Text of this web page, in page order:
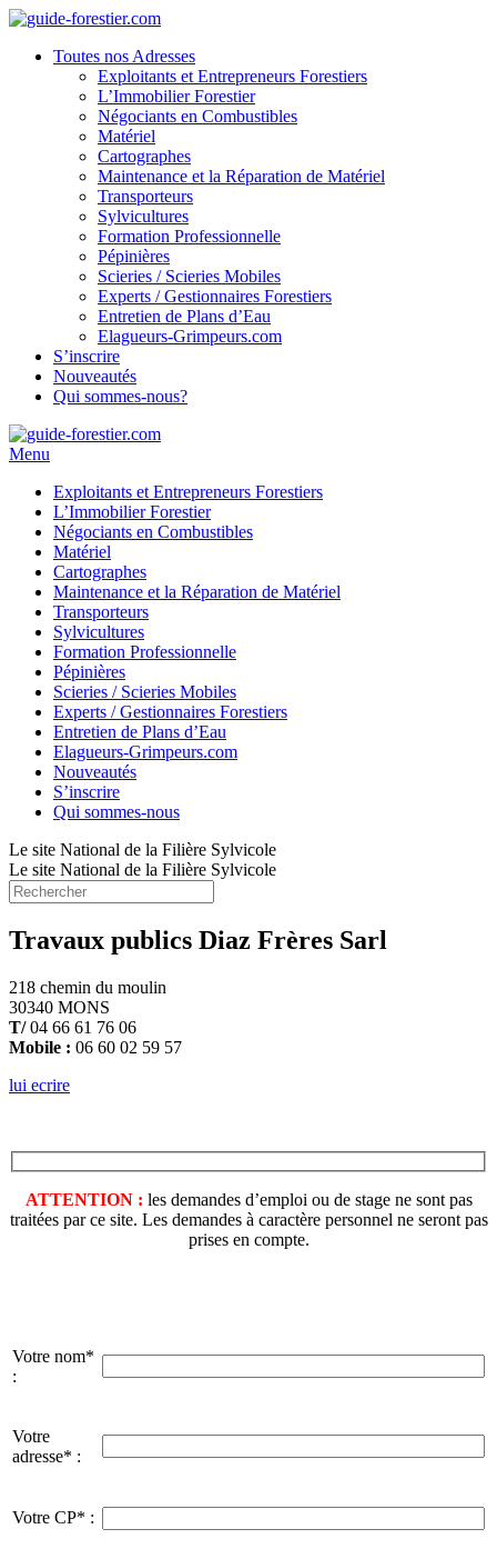
Toutes nos Adresses
Exploitants et Entrepreneurs Forestiers
L’Immobilier Forestier
Négociants en Combustibles
Matériel
Cartographes
Maintenance et la Réparation de Matériel
Transporteurs
Sylvicultures
Formation Professionnelle
Pépinières
Scieries / Scieries Mobiles
Experts / Gestionnaires Forestiers
Entretien de Plans d’Eau
Elagueurs-Grimpeurs.com
S’inscrire
Nouveautés
Qui sommes-nous?
Menu
Exploitants et Entrepreneurs Forestiers
L’Immobilier Forestier
Négociants en Combustibles
Matériel
Cartographes
Maintenance et la Réparation de Matériel
Transporteurs
Sylvicultures
Formation Professionnelle
Pépinières
Scieries / Scieries Mobiles
Experts / Gestionnaires Forestiers
Entretien de Plans d’Eau
Elagueurs-Grimpeurs.com
Nouveautés
S’inscrire
Qui sommes-nous
Le site National de la Filière Sylvicole
Le site National de la Filière Sylvicole
Travaux publics Diaz Frères Sarl
218 chemin du moulin
30340 MONS
T/04 66 61 76 06
Mobile : 06 60 02 59 57
lui ecrire
ATTENTION : les demandes d’emploi ou de stage ne sont pas
traitées par ce site. Les demandes à caractère personnel ne seront pas
prises en compte.
Votre nom*
:
Votre
adresse* :
Votre CP* :